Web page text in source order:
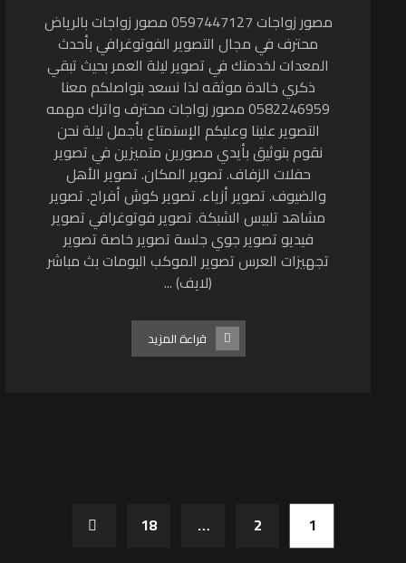
مصور زواجات 0597447127 مصور زواجات بالرياض
محترف في مجال التصوير الفوتوغرافي بأحدث
المعدات لخدمتك في تصوير ليلة العمر بحيث تبقي
ذكري خالدة موثقه لذا نسعد بتواصلكم معنا
0582246959 مصور زواجات محترف واترك مهمه
التصوير علينا وعليكم الإستمتاع بأجمل ليلة نحن
نقوم بتوثيق بأيدي مصورين متميزين في تصوير
حفلات الزفاف. تصوير المكان. تصوير الأهل
والضيوف. تصوير أزياء. تصوير كوش أفراح. تصوير
مشاهد تلبيس الشبكة. تصوير فوتوغرافي تصوير
فيديو تصوير جوي جلسة تصوير خاصة تصوير
تجهيزات العرس تصوير الموكب البومات بث مباشر
(لايف) ...
قراءة المزيد
1
2
…
18